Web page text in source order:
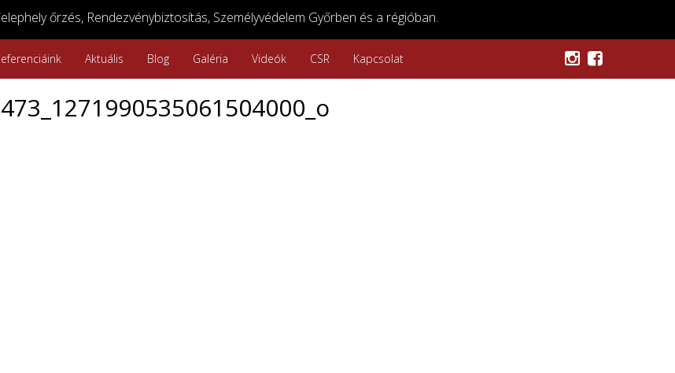
őrzés, Rendezvénybiztosítás, Személyvédelem Győrben és a régióban.
Aktuális Blog Galéria Videók CSR Kapcsolat